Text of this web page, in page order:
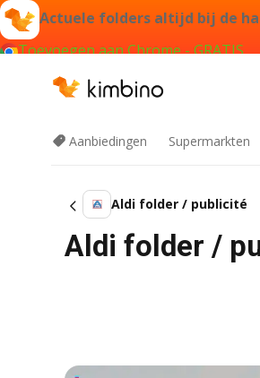
Actuele folders altijd bij de
Toevoegen aan Chrome - GRATIS
Aanbiedingen Supermarkten
Aldi folder / publicité
Aldi folder /